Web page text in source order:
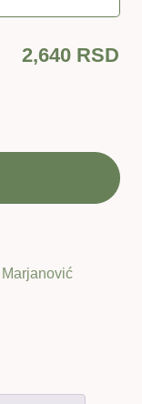
2,640 RSD